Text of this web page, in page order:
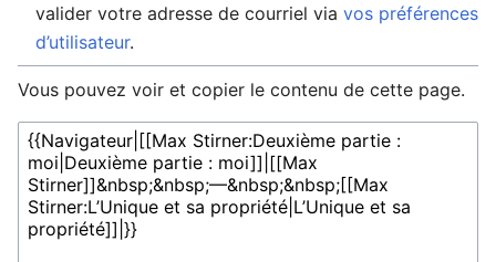
valider votre adresse de courriel via vos préférences
d’utilisateur.
Vous pouvez voir et copier le contenu de cette page.